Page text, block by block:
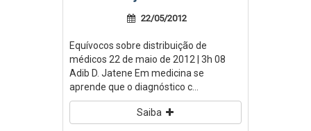
22/05/2012
Equívocos sobre distribuição de
médicos 22 de maio de 2012 | 3h 08
Adib D. Jatene Em medicina se
aprende que o diagnóstico c...
Saiba